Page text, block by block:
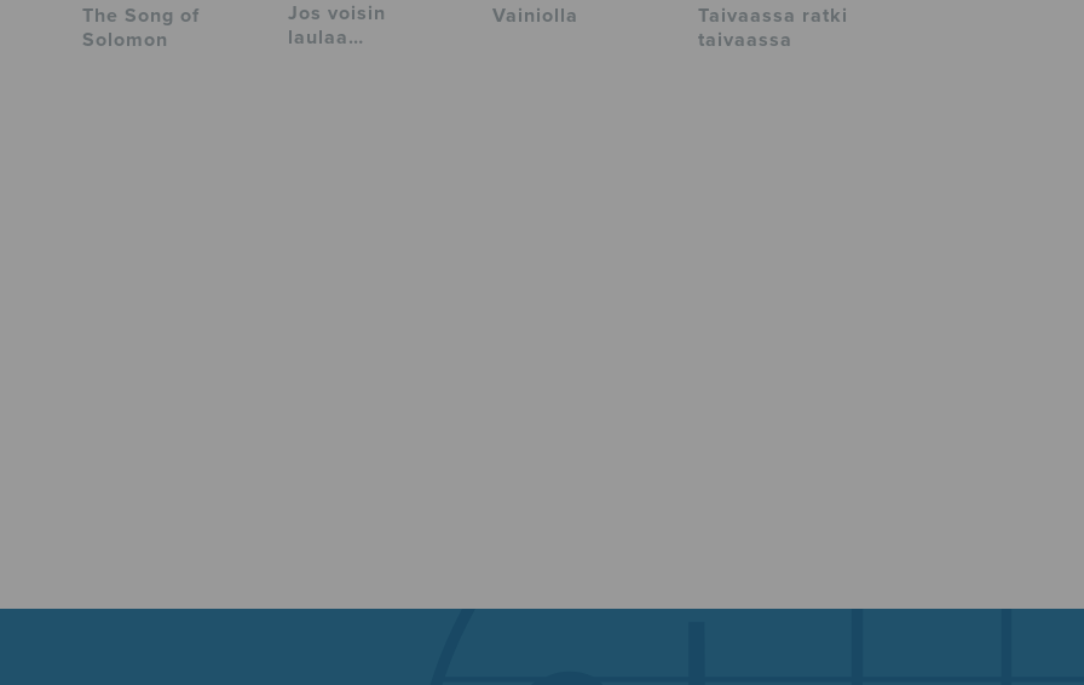
The Song of
Solomon
Jos voisin
laulaa…
Vainiolla
Taivaassa ratki
taivaassa